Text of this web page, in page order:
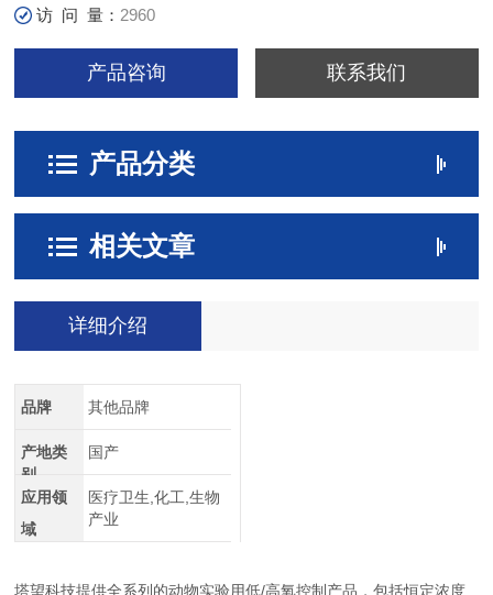
访 问 量： 2960
产品咨询 联系我们
产品分类
相关文章
详细介绍
品牌 其他品牌
产地类
别
国产
应用领
域
医疗卫生,化工,生物
产业
塔望科技提供全系列的动物实验用低/高氧控制产品，包括恒定浓度